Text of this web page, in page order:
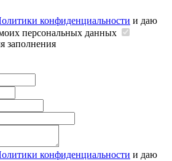
конфиденциальности и даю
персональных данных
заполнения
конфиденциальности и даю